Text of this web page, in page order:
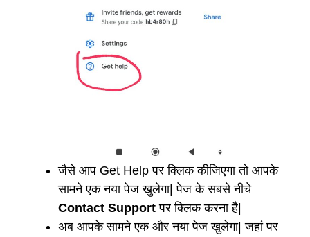
जैसे आप Get Help पर क्लिक कीजिएगा तो आपके
सामने एक नया पेज खुलेगा| पेज के सबसे नीचे
Contact Support पर क्लिक करना है|
अब आपके सामने एक और नया पेज खुलेगा| जहां पर